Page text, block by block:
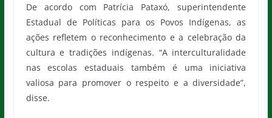
De acordo com Patrícia Pataxó, superintendente
Estadual de Políticas para os Povos Indígenas, as
ações refletem o reconhecimento e a celebração da
cultura e tradições indígenas. “A interculturalidade
nas escolas estaduais também é uma iniciativa
valiosa para promover o respeito e a diversidade”,
disse.